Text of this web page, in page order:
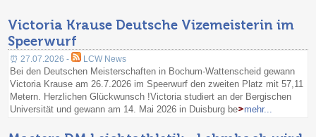
Victoria Krause Deutsche Vizemeisterin im
Speerwurf
⏰ 27.07.2026 - LCW News
Bei den Deutschen Meisterschaften in Bochum-Wattenscheid gewann
Victoria Krause am 26.7.2026 im Speerwurf den zweiten Platz mit 57,11
Metern. Herzlichen Glückwunsch !Victoria studiert an der Bergischen
Universität und gewann am 14. Mai 2026 in Duisburg be
mehr...